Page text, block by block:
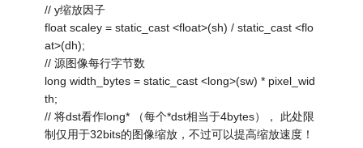
// y缩放因子
float scaley = static_cast <float>(sh) / static_cast <flo
at>(dh);
// 源图像每行字节数
long width_bytes = static_cast <long>(sw) * pixel_wid
th;
// 将dst看作long* （每个*dst相当于4bytes）， 此处限
制仅用于32bits的图像缩放，不过可以提高缩放速度！